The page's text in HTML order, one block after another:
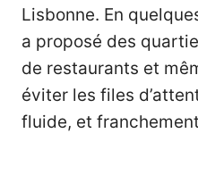
Lisbonne. En
a proposé des
de restaurants et
éviter les files
fluide, et